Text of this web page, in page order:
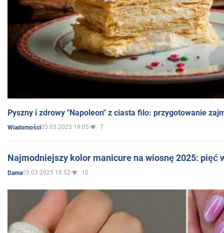
Pyszny i zdrowy "Napoleon" z ciasta filo: przygotowanie
Wiadomości05.03.2025 19:05 7
Najmodniejszy kolor manicure na wiosnę 2025: pięć
Dama05.03.2025 18:52 10